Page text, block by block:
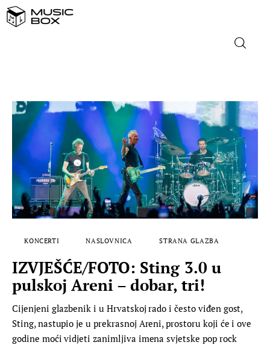
DOMAĆA GLAZBA
STRANA GLAZBA
FILM
MUSIC BOX
KONCERTI NASLOVNICA STRANA GLAZBA
IZVJEŠĆE/FOTO: Sting 3.0 u
pulskoj Areni – dobar, tri!
Cijenjeni glazbenik i u Hrvatskoj rado i često viđen gost,
Sting, nastupio je u prekrasnoj Areni, prostoru koji će i ove
godine moći vidjeti zanimljiva imena svjetske pop rock